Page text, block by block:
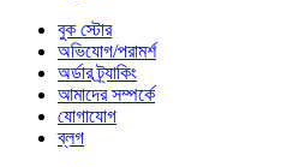
বুক স্টোর
অভিযোগ/পরামর্শ
অর্ডার ট্র্যাকিং
আমাদের সম্পর্কে
যোগাযোগ
ব্লগ